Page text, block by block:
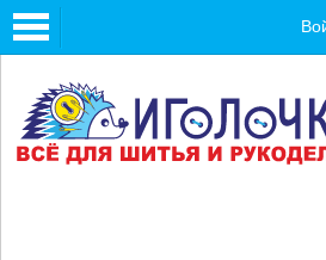
Toggle
navigation